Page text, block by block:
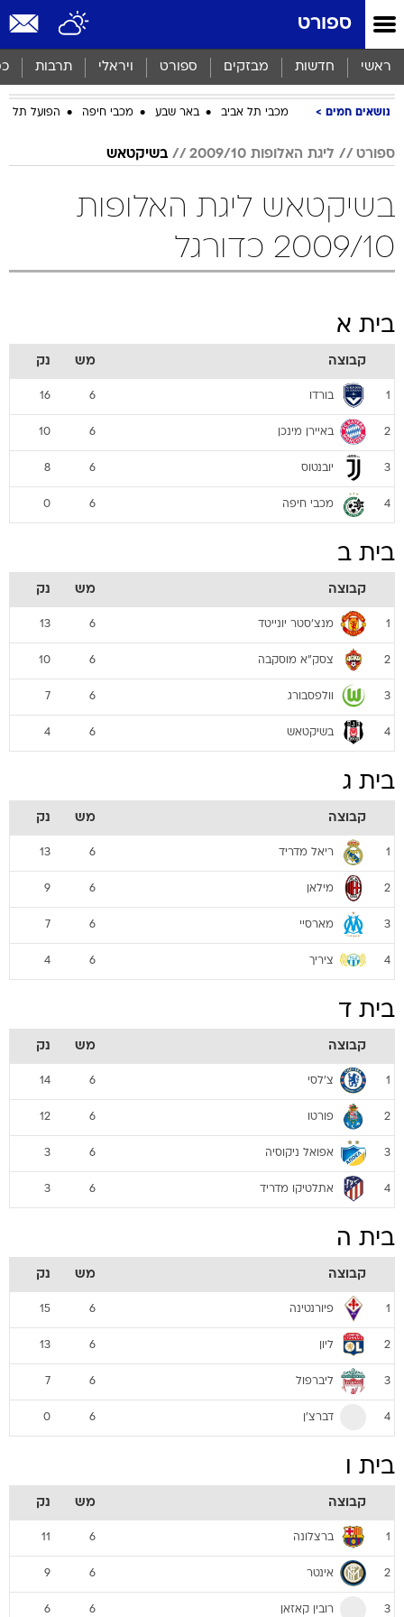
ספורט
ראשי חדשות מבזקים ספורט ויראלי תרבות
נושאים חמים מכבי תל אביב באר שבע מכבי חיפה הפועל תל
ספורט ליגת האלופות 2009/10 בשיקטאש
בשיקטאש ליגת האלופות
2009/10 כדורגל
בית א
קבוצה מש נק
1 בורדו 6
16
2 באיירן מינכן 6
10
3 יובנטוס 6
8
4 מכבי חיפה 6
0
בית ב
קבוצה מש נק
1 מנצ'סטר יונייטד 6
13
2 צסק"א מוסקבה 6
10
3 וולפסבורג 6
7
4 בשיקטאש 6
4
בית ג
קבוצה מש נק
1 ריאל מדריד 6
13
2 מילאן 6
9
3 מארסיי 6
7
4 ציריך 6
4
בית ד
קבוצה מש נק
1 צ'לסי 6
14
2 פורטו 6
12
3 אפואל ניקוסיה 6
3
4 אתלטיקו מדריד 6
3
בית ה
קבוצה מש נק
1 פיורנטינה 6
15
2 ליון 6
13
3 ליברפול 6
7
4 דברצ'ן 6
0
בית ו
קבוצה מש נק
1 ברצלונה 6
11
2 אינטר 6
9
3 רובין קאזאן 6
6